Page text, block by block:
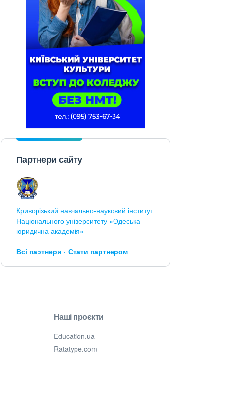
Партнери сайту
Криворізький навчально-науковий інститут
Національного університету «Одеська
юридична академія»
Всі партнери Стати партнером
Наші проєкти
Education.ua
Ratatype.com